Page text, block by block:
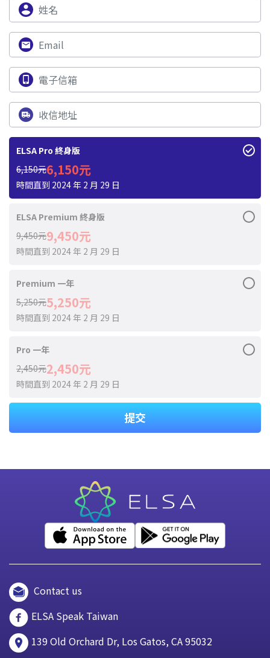
ELSA Pro 終身版
6,150元6,150元
時間直到 2024 年 2 月 29 日
ELSA Premium 終身版
9,450元9,450元
時間直到 2024 年 2 月 29 日
Premium 一年
5,250元5,250元
時間直到 2024 年 2 月 29 日
Pro 一年
2,450元2,450元
時間直到 2024 年 2 月 29 日
提交
Contact us
ELSA Speak Taiwan
139 Old Orchard Dr, Los Gatos, CA 95032